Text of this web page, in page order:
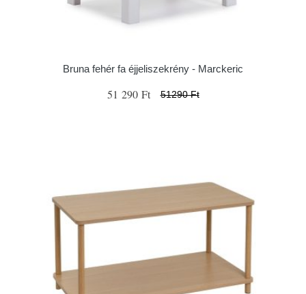
Bruna fehér fa éjjeliszekrény - Marckeric
51 290 Ft 51290 Ft